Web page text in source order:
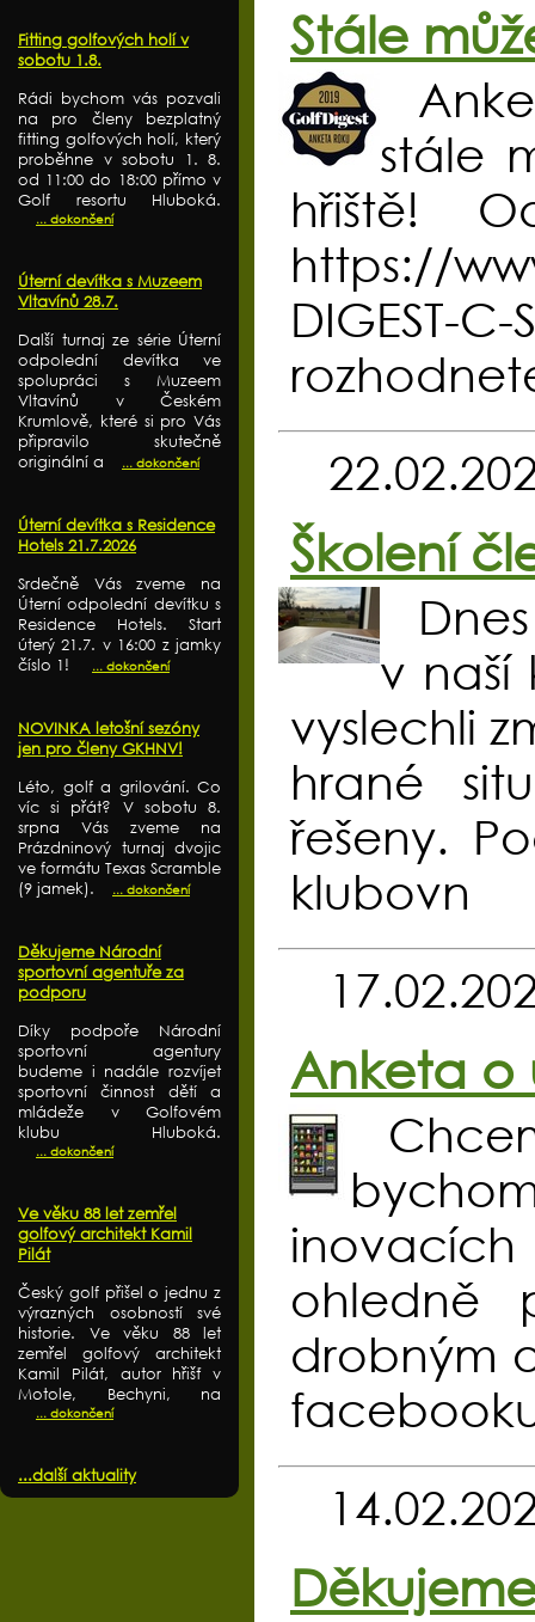
Fitting golfových holí v
sobotu 1.8.
Rádi bychom vás pozvali
na pro členy bezplatný
fitting golfových holí, který
proběhne v sobotu 1. 8.
od 11:00 do 18:00 přímo v
Golf resortu Hluboká.
... dokončení
Úterní devítka s Muzeem
Vltavínů 28.7.
Další turnaj ze série Úterní
odpolední devítka ve
spolupráci s Muzeem
Vltavínů v Českém
Krumlově, které si pro Vás
připravilo skutečně
originální a
... dokončení
Úterní devítka s Residence
Hotels 21.7.2026
Srdečně Vás zveme na
Úterní odpolední devítku s
Residence Hotels. Start
úterý 21.7. v 16:00 z jamky
číslo 1!
... dokončení
NOVINKA letošní sezóny
jen pro členy GKHNV!
Léto, golf a grilování. Co
víc si přát? V sobotu 8.
srpna Vás zveme na
Prázdninový turnaj dvojic
ve formátu Texas Scramble
(9 jamek).
... dokončení
Děkujeme Národní
sportovní agentuře za
podporu
Díky podpoře Národní
sportovní agentury
budeme i nadále rozvíjet
sportovní činnost dětí a
mládeže v Golfovém
klubu Hluboká.
... dokončení
Ve věku 88 let zemřel
golfový architekt Kamil
Pilát
Český golf přišel o jednu z
výrazných osobností své
historie. Ve věku 88 let
zemřel golfový architekt
Kamil Pilát, autor hřišť v
Motole, Bechyni, na
... dokončení
...další aktuality
Stále
stále
hřiště!
https://
DIGEST-
Školení
v naší
vyslechli
hrané
řešeny.
klubovn
Anketa o
inovacích
ohledně
drobným